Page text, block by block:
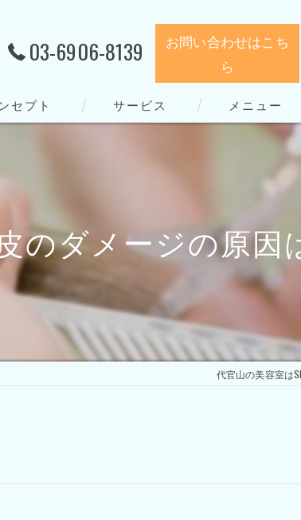
03-6906-8139
お問い合わせはこち
ら
セプト サービス メニュー
のダメージの原因
代官山の美容室は